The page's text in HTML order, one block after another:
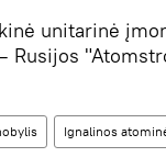
unitarinė
Rusijos
Ignalinos